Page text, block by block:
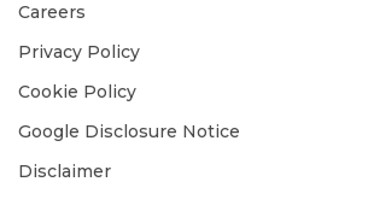
Careers
Privacy Policy
Cookie Policy
Google Disclosure Notice
Disclaimer